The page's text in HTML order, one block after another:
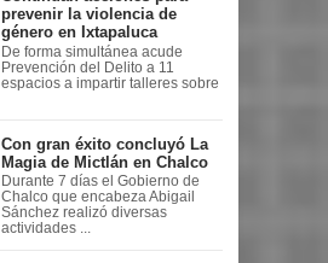
prevenir la violencia de
género en Ixtapaluca
De forma simultánea acude
Prevención del Delito a 11
espacios a impartir talleres sobre
Con gran éxito concluyó La
Magia de Mictlán en Chalco
Durante 7 días el Gobierno de
Chalco que encabeza Abigail
Sánchez realizó diversas
actividades ...